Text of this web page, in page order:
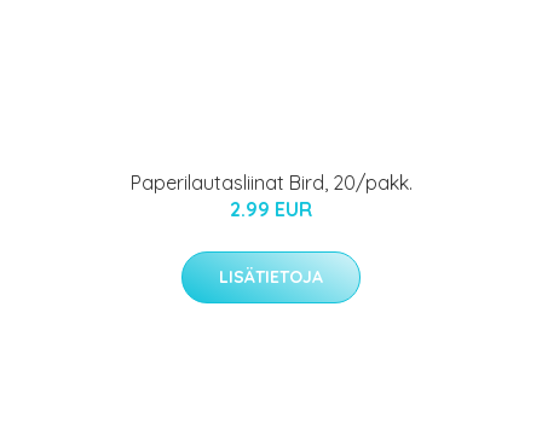
Paperilautasliinat Bird, 20/pakk.
2.99 EUR
LISÄTIETOJA